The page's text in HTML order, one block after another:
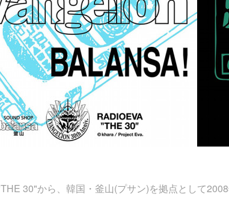
30"から、韓国・釜山(プサン)を拠点として